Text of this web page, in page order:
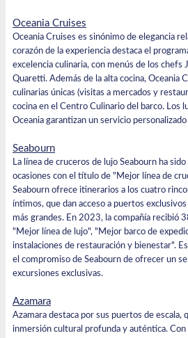
Oceania Cruises
Oceania Cruises es sinónimo de elegancia
corazón de la experiencia destaca el
excelencia culinaria, con menús de los chefs
Quaretti. Además de la alta cocina, Oceania
culinarias únicas (visitas a mercados y
cocina en el Centro Culinario del barco. Los
Oceania garantizan un servicio
Seabourn
La línea de cruceros de lujo Seabourn ha
ocasiones con el título de "Mejor línea de
Seabourn ofrece itinerarios a los cuatro
íntimos, que dan acceso a puertos
más grandes. En 2023, la compañía recibió
"Mejor línea de lujo", "Mejor barco de
instalaciones de restauración y bienestar".
el compromiso de Seabourn de ofrecer un
excursiones exclusivas.
Azamara
Azamara destaca por sus puertos de escala,
inmersión cultural profunda y auténtica.